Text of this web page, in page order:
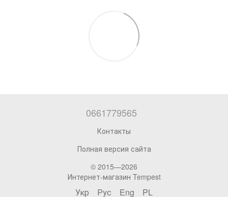
0661779565
Контакты
Полная версия сайта
© 2015—2026
Интернет-магазин Tempest
Укр Рус Eng PL